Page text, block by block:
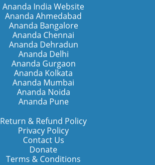
Ananda India Website
Ananda Ahmedabad
Ananda Bangalore
Ananda Chennai
Ananda Dehradun
Ananda Delhi
Ananda Gurgaon
Ananda Kolkata
Ananda Mumbai
Ananda Noida
Ananda Pune
Return & Refund Policy
Privacy Policy
Contact Us
Donate
Terms & Conditions